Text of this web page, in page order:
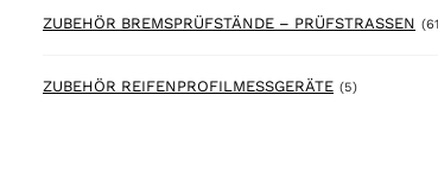
ZUBEHÖR BREMSPRÜFSTÄNDE – PRÜFSTRASSEN
ZUBEHÖR REIFENPROFILMESSGERÄTE (5)5 products